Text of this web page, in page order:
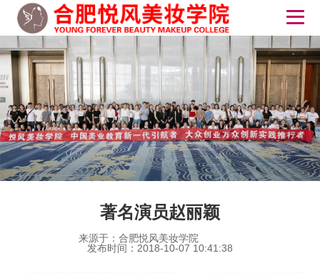
著名演员赵丽颖
来源于：合肥悦风美妆学院
发布时间：2018-10-07 10:41:38